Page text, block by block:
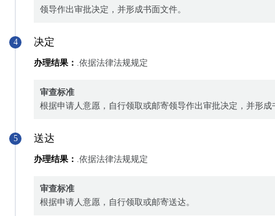
领导作出审批决定，并形成书面文件。
4 决定
办理结果： .依据法律法规规定
审查标准
根据申请人意愿，自行领取或邮寄领导作出审批决定，并形成
5 送达
办理结果： .依据法律法规规定
审查标准
根据申请人意愿，自行领取或邮寄送达。